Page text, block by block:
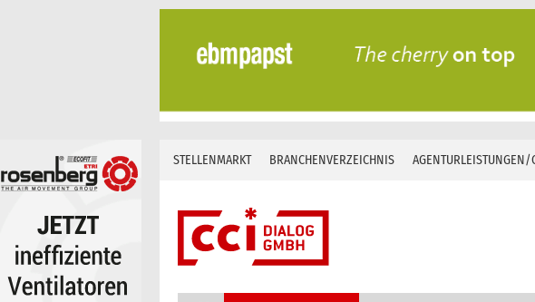
Skip
content
STELLENMARKT BRANCHENVERZEICHNIS AGENTURLEISTUNGEN/